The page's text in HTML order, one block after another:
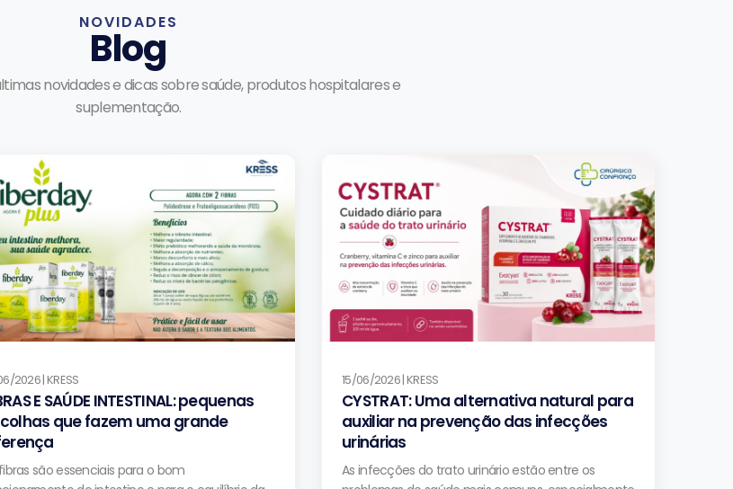
NOVIDADES
Blog
novidades e dicas sobre saúde, produtos hospitalares e
suplementação.
2026 | KRESS
E SAÚDE INTESTINAL: pequenas
que fazem uma grande
são essenciais para o bom
15/06/2026 | KRESS
CYSTRAT: Uma alternativa natural para
auxiliar na prevenção das infecções
urinárias
As infecções do trato urinário estão entre os